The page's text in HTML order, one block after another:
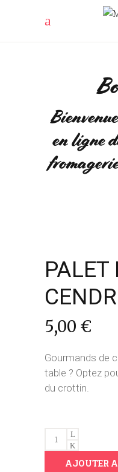
en ligne
fromagerie
PALET
5,00 €
Gourmands de
table ? Optez
du crottin.
PALET
FERMIER
CENDREAJOUTER